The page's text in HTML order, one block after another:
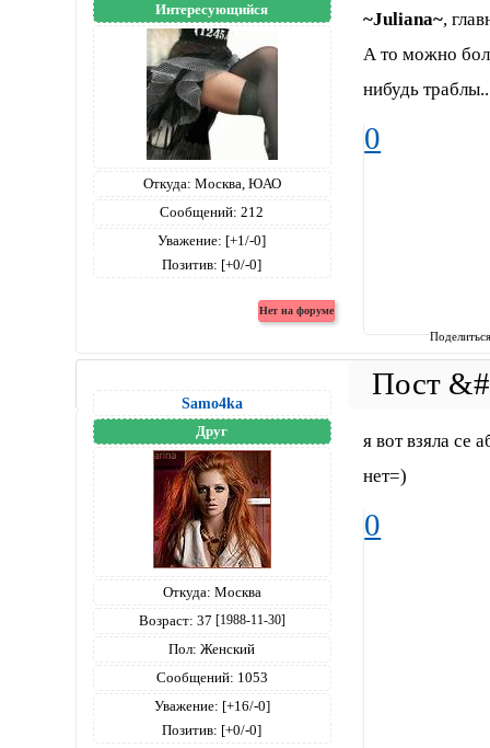
Интересующийся
Откуда: Москва, ЮАО
Сообщений: 212
Уважение: [+1/-0]
Позитив: [+0/-0]
~Juliana~,
А то можно
нибудь
0
Samo4ka
Друг
Откуда: Москва
Возраст: 37 [1988-11-30]
Пол: Женский
Сообщений: 1053
Уважение: [+16/-0]
Позитив: [+0/-0]
я вот взяла се
нет=)
0